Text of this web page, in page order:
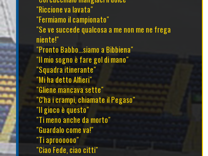
"Riccione va lavata"
"Fermiamo il campionato"
"Se ve succede qualcosa a me non me ne frega
niente!"
"Pronto Babbo...siamo a Bibbiena"
"Il mio sogno è fare gol di mano"
"Squadra itinerante"
"Mi ha detto Alfieri"
"Gliene mancava sette"
"C'ha i crampi, chiamate il Pegaso"
"Il gioco è questo"
"Ti meno anche da morto"
"Guardalo come va!"
"Ti aproooooo"
"Ciao Fede, ciao citti"